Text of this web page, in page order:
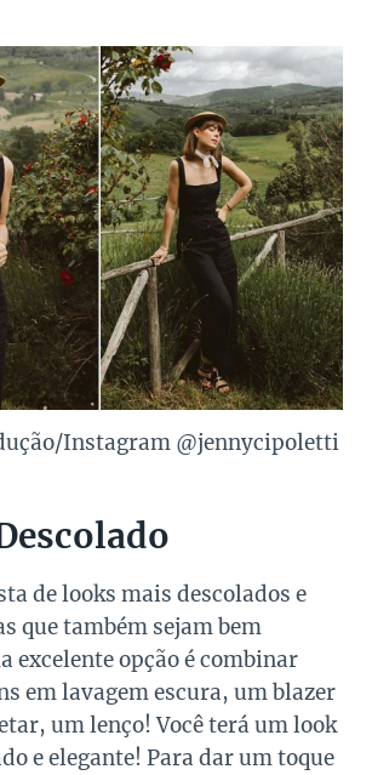
Instagram @jennycipoletti
de looks mais descolados e
que também sejam bem
excelente opção é combinar
em lavagem escura, um blazer
um lenço! Você terá um look
e elegante! Para dar um toque